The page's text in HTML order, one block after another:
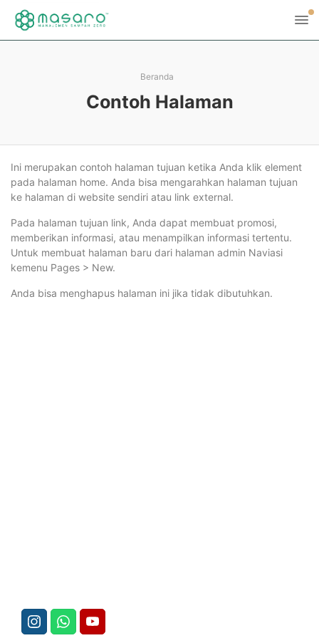
Beranda
Contoh Halaman
Ini merupakan contoh halaman tujuan ketika Anda klik element
pada halaman home. Anda bisa mengarahkan halaman tujuan
ke halaman di website sendiri atau link external.
Pada halaman tujuan link, Anda dapat membuat promosi,
memberikan informasi, atau menampilkan informasi tertentu.
Untuk membuat halaman baru dari halaman admin Naviasi
kemenu Pages > New.
Anda bisa menghapus halaman ini jika tidak dibutuhkan.